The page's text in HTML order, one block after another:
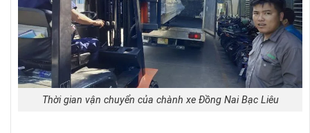
Thời gian vận chuyển của chành xe Đồng Nai Bạc Liêu